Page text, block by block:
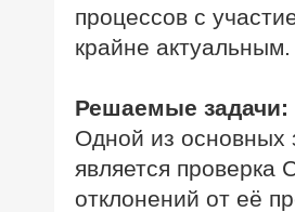
процессов с
крайне актуальным.
Решаемые задачи:
Одной из основных
является
отклонений от её